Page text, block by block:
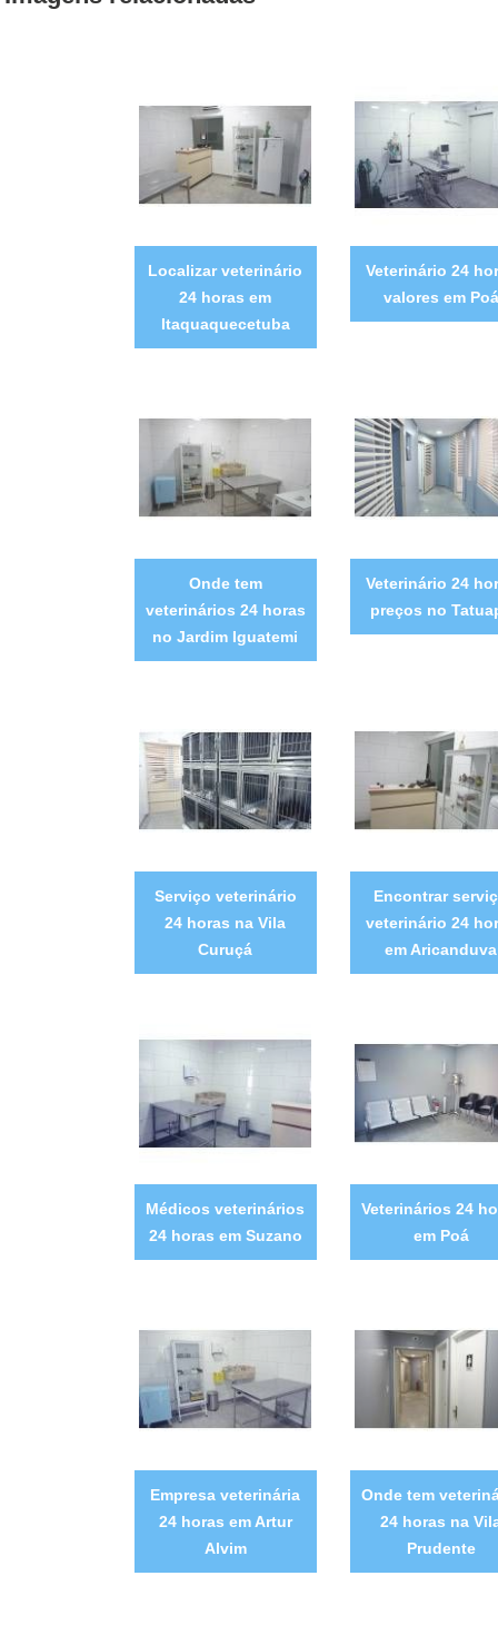
Localizar veterinário
24 horas em
Itaquaquecetuba
Veterinário 24
valores em Poá
Onde tem
veterinários 24 horas
no Jardim Iguatemi
Veterinário 24
preços no
Serviço veterinário
24 horas na Vila
Curuçá
Encontrar
veterinário 24
em Aricanduva
Médicos veterinários
24 horas em Suzano
Veterinários 24
em Poá
Empresa veterinária
24 horas em Artur
Alvim
Onde tem
24 horas na
Prudente